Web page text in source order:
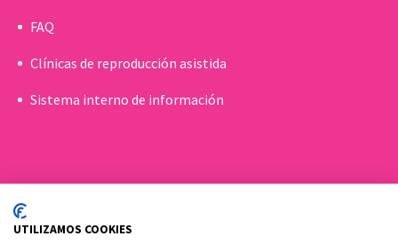
FAQ
Clínicas de reproducción asistida
Sistema interno de información
UTILIZAMOS COOKIES